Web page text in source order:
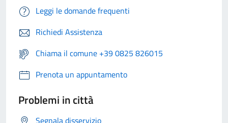
Leggi le domande frequenti
Richiedi Assistenza
Chiama il comune +39 0825 826015
Prenota un appuntamento
Problemi in città